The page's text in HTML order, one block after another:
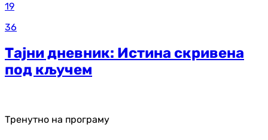
19
36
Тајни дневник: Истина скривена
под кључем
Тренутно на програму